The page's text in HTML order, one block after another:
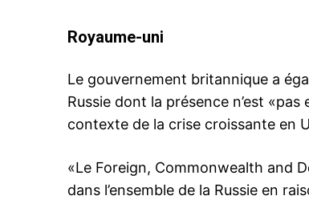
Royaume-uni
Le gouvernement britannique a
Russie dont la présence n’est
contexte de la crise croissante en
«Le Foreign, Commonwealth and
dans l’ensemble de la Russie en